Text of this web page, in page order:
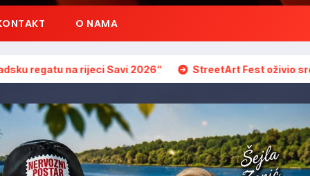
O NAMA
Savi 2026“ StreetArt Fest oživio središte Brčkog: